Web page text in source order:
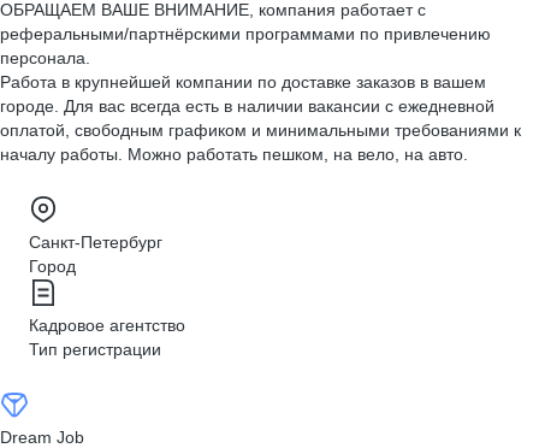
ОБРАЩАЕМ ВАШЕ ВНИМАНИЕ, компания работает с
реферальными/партнёрскими программами по привлечению
персонала.
Работа в крупнейшей компании по доставке заказов в вашем
городе. Для вас всегда есть в наличии вакансии с ежедневной
оплатой, свободным графиком и минимальными требованиями к
началу работы. Можно работать пешком, на вело, на авто.
Санкт-Петербург
Город
Кадровое агентство
Тип регистрации
Dream Job